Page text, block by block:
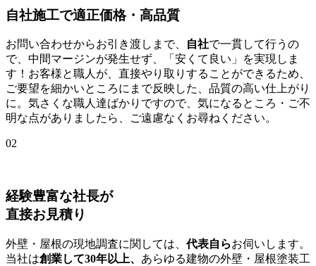
自社施工で適正価格・高品質
お問い合わせからお引き渡しまで、 自社で一貫して行うの
で、中間マージンが発生せず、「安くて良い」を実現しま
す！お客様と職人が、直接やり取りすることができるため、
ご要望を細かいところにまで反映した、品質の高い仕上がり
に。気さくな職人達ばかりですので、気になるところ・ご不
明な点がありましたら、ご遠慮なくお尋ねください。
02
経験豊富な社長が
直接お見積り
外壁・屋根の現地調査に関しては、代表自らお伺いします。
当社は創業して30年以上、 あらゆる建物の外壁・屋根塗装工